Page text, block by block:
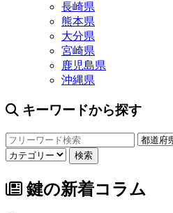
長崎県
熊本県
大分県
宮崎県
鹿児島県
沖縄県
キーワードから探す
鍵の新着コラム